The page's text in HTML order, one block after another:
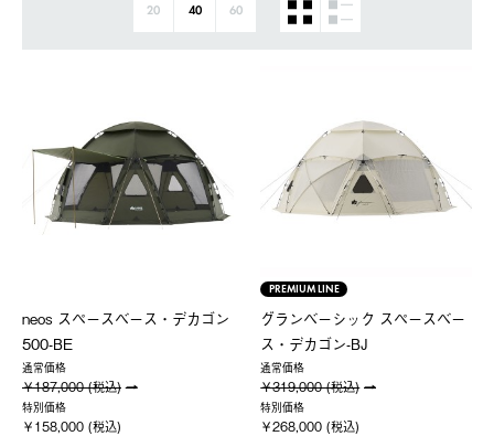
20 40 60
neos スペースベース・デカゴン
500-BE
通常価格
￥187,000 (税込)
特別価格
￥158,000 (税込)
PREMIUM LINE
グランベーシック スペースベー
ス・デカゴン-BJ
通常価格
￥319,000 (税込)
特別価格
￥268,000 (税込)